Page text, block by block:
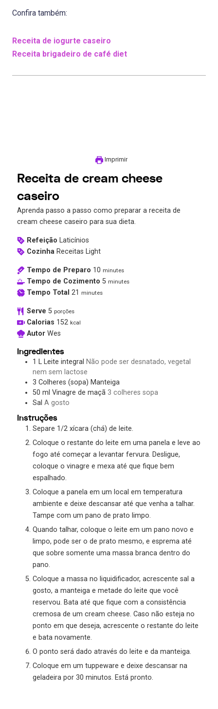
Confira também:
Receita de iogurte caseiro
Receita brigadeiro de café diet
Imprimir
Receita de cream cheese
caseiro
Aprenda passo a passo como preparar a receita de
cream cheese caseiro para sua dieta.
Refeição Laticínios
Cozinha Receitas Light
Tempo de Preparo 10 minutes
Tempo de Cozimento 5 minutes
Tempo Total 21 minutes
Serve 5 porções
Calorias 152 kcal
Autor Wes
Ingredientes
1 L Leite integral Não pode ser desnatado, vegetal
nem sem lactose
3 Colheres (sopa) Manteiga
50 ml Vinagre de maçã 3 colheres sopa
Sal A gosto
Instruções
Separe 1/2 xícara (chá) de leite.
Coloque o restante do leite em uma panela e leve ao
fogo até começar a levantar fervura. Desligue,
coloque o vinagre e mexa até que fique bem
espalhado.
Coloque a panela em um local em temperatura
ambiente e deixe descansar até que venha a talhar.
Tampe com um pano de prato limpo.
Quando talhar, coloque o leite em um pano novo e
limpo, pode ser o de prato mesmo, e esprema até
que sobre somente uma massa branca dentro do
pano.
Coloque a massa no liquidificador, acrescente sal a
gosto, a manteiga e metade do leite que você
reservou. Bata até que fique com a consistência
cremosa de um cream cheese. Caso não esteja no
ponto em que deseja, acrescente o restante do leite
e bata novamente.
O ponto será dado através do leite e da manteiga.
Coloque em um tuppeware e deixe descansar na
geladeira por 30 minutos. Está pronto.